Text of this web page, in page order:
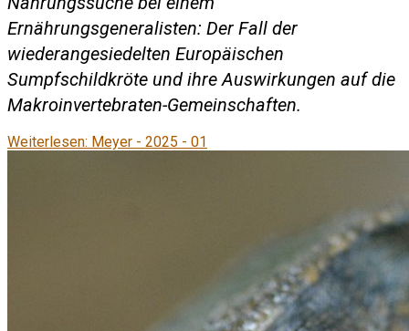
Ernährungsgeneralisten: Der Fall der
wiederangesiedelten Europäischen
Sumpfschildkröte und ihre Auswirkungen auf die
Makroinvertebraten-Gemeinschaften.
Weiterlesen: Meyer - 2025 - 01